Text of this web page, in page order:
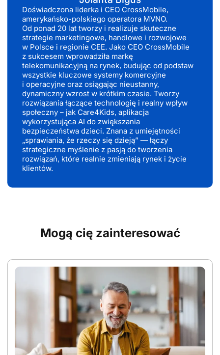
Doświadczona liderka i CEO CrossMobile,
amerykańsko-polskiego operatora MVNO.
Od ponad 20 lat tworzy i realizuje skuteczne
strategie marketingowe, handlowe i rozwojowe
w Polsce i regionie CEE. Jako CEO CrossMobile
z sukcesem wprowadziła markę
telekomunikacyjną na rynek, budując od podstaw
wszystkie kluczowe systemy komercyjne
i operacyjne oraz osiągając nieustanny,
dynamiczny wzrost w krótkim czasie. Tworzy
rozwiązania łączące technologię i realny wpływ
społeczny – jak Care4Kids, aplikacja
wykorzystująca AI do zwiększania
bezpieczeństwa dzieci. Znana z umiejętności
„sprawiania, że rzeczy się dzieją” — łączy
strategiczne myślenie z pasją do tworzenia
rozwiązań, które realnie zmieniają rynek i życie
klientów.
Mogą cię zainteresować